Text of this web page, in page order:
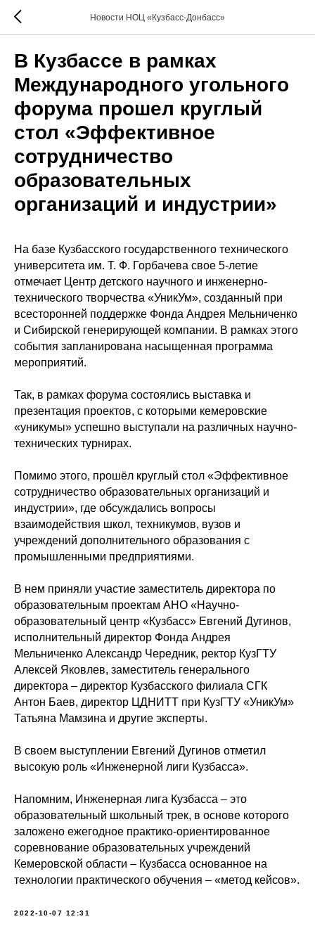
Новости НОЦ «Кузбасс-Донбасс»
В Кузбассе в рамках
Международного угольного
форума прошел круглый
стол «Эффективное
сотрудничество
образовательных
организаций и индустрии»
На базе Кузбасского государственного технического
университета им. Т. Ф. Горбачева свое 5-летие
отмечает Центр детского научного и инженерно-
технического творчества «УникУм», созданный при
всесторонней поддержке Фонда Андрея Мельниченко
и Сибирской генерирующей компании. В рамках этого
события запланирована насыщенная программа
мероприятий.
Так, в рамках форума состоялись выставка и
презентация проектов, с которыми кемеровские
«уникумы» успешно выступали на различных научно-
технических турнирах.
Помимо этого, прошёл круглый стол «Эффективное
сотрудничество образовательных организаций и
индустрии», где обсуждались вопросы
взаимодействия школ, техникумов, вузов и
учреждений дополнительного образования с
промышленными предприятиями.
В нем приняли участие заместитель директора по
образовательным проектам АНО «Научно-
образовательный центр «Кузбасс» Евгений Дугинов,
исполнительный директор Фонда Андрея
Мельниченко Александр Чередник, ректор КузГТУ
Алексей Яковлев, заместитель генерального
директора – директор Кузбасского филиала СГК
Антон Баев, директор ЦДНИТТ при КузГТУ «УникУм»
Татьяна Мамзина и другие эксперты.
В своем выступлении Евгений Дугинов отметил
высокую роль «Инженерной лиги Кузбасса».
Напомним, Инженерная лига Кузбасса – это
образовательный школьный трек, в основе которого
заложено ежегодное практико-ориентированное
соревнование образовательных учреждений
Кемеровской области – Кузбасса основанное на
технологии практического обучения – «метод кейсов».
2022-10-07 12:31